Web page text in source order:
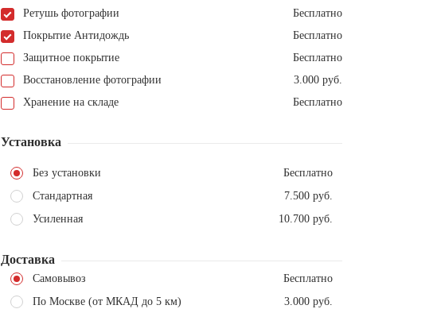
Ретушь фотографии
Бесплатно
Покрытие Антидождь
Бесплатно
Защитное покрытие
Бесплатно
Восстановление фотографии
3.000 руб.
Хранение на складе
Бесплатно
Установка
Без установки
Бесплатно
Стандартная
7.500 руб.
Усиленная
10.700 руб.
Доставка
Самовывоз
Бесплатно
По Москве (от МКАД до 5 км)
3.000 руб.